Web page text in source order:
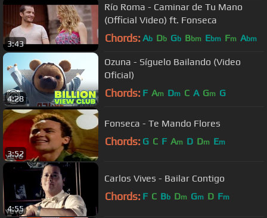
3:43
Río Roma - Caminar de Tu Mano
(Official Video) ft. Fonseca
Chords: Ab Db Gb Bbm Ebm Fm Abm
4:28
Ozuna - Síguelo Bailando (Video
Oficial)
Chords: F Am Dm C A Gm G
3:52
Fonseca - Te Mando Flores
Chords: G C F Am D Dm Em
4:55
Carlos Vives - Bailar Contigo
Chords: F C Bb Dm Gm D Fm